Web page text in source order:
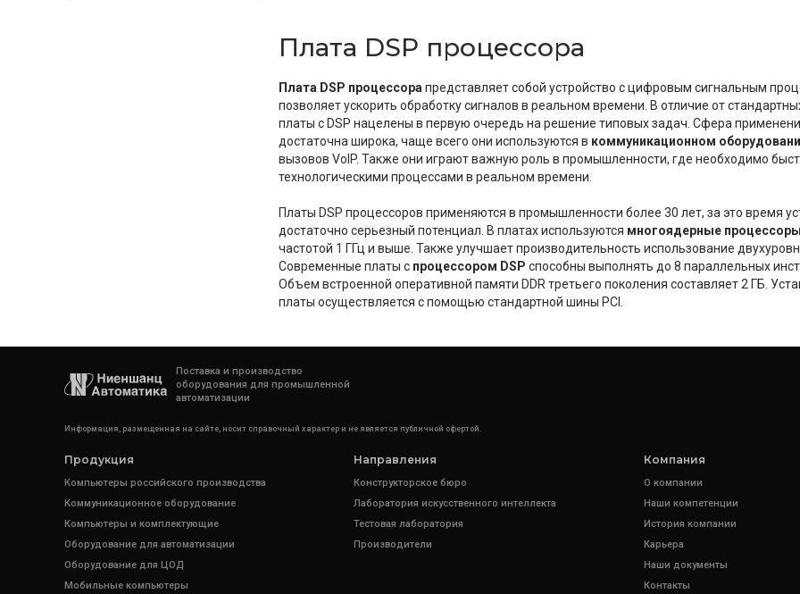
Плата DSP процессора
Плата DSP процессорапредставляет собой устройство с цифровым сигнальным
позволяет ускорить обработку сигналов в реальном времени. В отличие от
платы с DSP нацелены в первую очередь на решение типовых задач. Сфера
достаточна широка, чаще всего они используются в коммуникационном
вызовов VoIP. Также они играют важную роль в промышленности, где необходимо
технологическими процессами в реальном времени.
Платы DSP процессоров применяются в промышленности более 30 лет, за это время
достаточно серьезный потенциал. В платах используются многоядерные процессоры
частотой 1 ГГц и выше. Также улучшает производительность использование
Современные платы с процессором DSP способны выполнять до 8 параллельных
Объем встроенной оперативной памяти DDR третьего поколения составляет 2 ГБ.
платы осуществляется с помощью стандартной шины PCI.
Поставка и производство
оборудования для промышленной
автоматизации
Информация, размещенная на сайте, носит справочный характер и не является публичной офертой.
Продукция
Компьютеры российского производства
Коммуникационное оборудование
Компьютеры и комплектующие
Оборудование для автоматизации
Оборудование для ЦОД
Мобильные компьютеры
Направления
Конструкторское бюро
Лаборатория искусственного интеллекта
Тестовая лаборатория
Производители
Компания
О компании
Наши компетенции
История компании
Карьера
Наши документы
Контакты